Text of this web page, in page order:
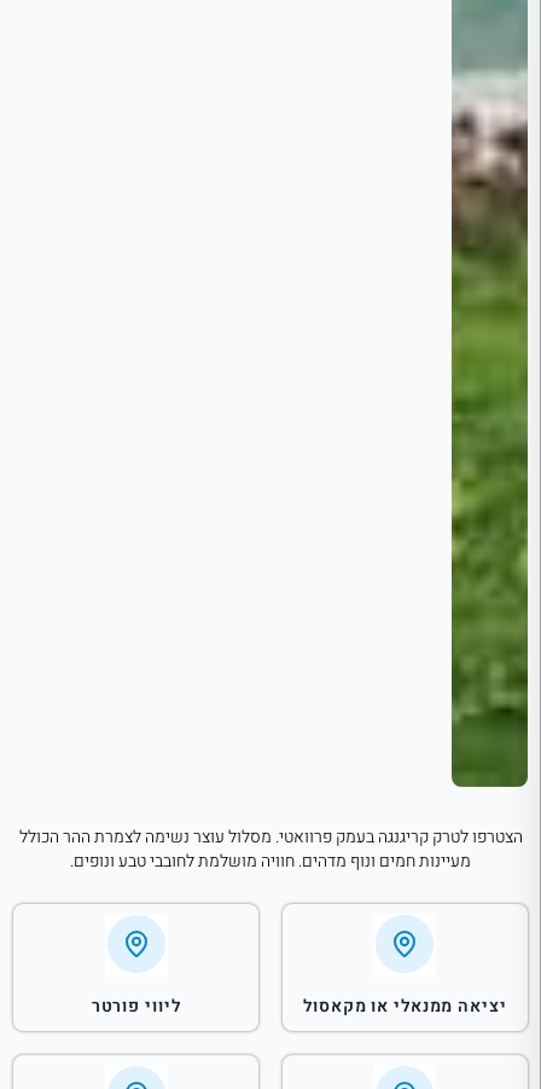
הצטרפו לטרק קריגנגה בעמק פרוואטי. מסלול עוצר נשימה לצמרת ההר הכולל
מעיינות חמים ונוף מדהים. חוויה מושלמת לחובבי טבע ונופים.
יציאה ממנאלי או מקאסול ליווי פורטר